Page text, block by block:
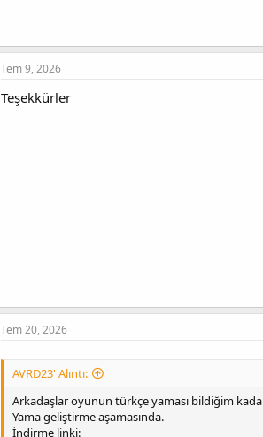
Tem 9, 2026
Teşekkürler
Tem 20, 2026
AVRD23' Alıntı:
Arkadaşlar oyunun türkçe yaması bildiğim
Yama geliştirme aşamasında.
İndirme linki: